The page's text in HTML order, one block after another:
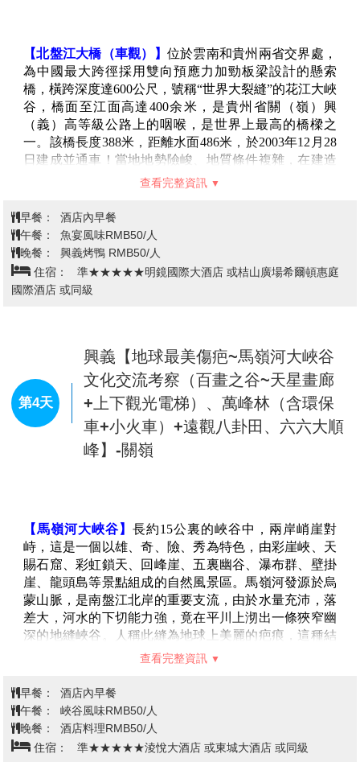
【黔靈山公園】位於貴州省貴陽市雲岩區棗山路187
號，建於1957年，公園南接棗山路，東近八鴿岩路，東
積426萬平方米。黔靈山公園是集自然風光、文物古
跡、民俗風情和娛樂休閒為一體的綜合性公園，因素
有"黔南第一山"之稱的黔靈山而得名。黔靈山由弘福
寺、黔靈湖、三嶺灣等六個大的流覽區構成，以山幽林
密、湖水清澈為特色，集山、林、泉、湖、洞、寺、動
物於一體，有“貴在城中，美在自然”之稱。黔靈山前有
麒麟洞、古佛洞、洗缽池等古跡，山上生長著1500餘種
集了餐飲、休閒娛樂、潮流文創等多元業態，一期開業
以來，深受市民與遊客喜愛，日均接待客流達3萬以
上，成為新的網紅打卡地。貴州省貴陽市是一個多民族
聚居的城市,有著豐富多彩的文化和美食,而貴陽的青雲
市集則是這座城市的一大亮點。
【甲秀樓】位於貴陽城南南明河中的一塊巨石之上(這塊
石頭酷似傳說中的巨鼇)，有浮玉橋銜接兩岸，集山光水
華燈初上，到此一遊又是一番別有情趣的魅力。
查看完整資訊
酒店內早餐
迎賓風味 RMB50/人
第3天
貴陽-車觀北盤江大橋和俯瞰花江大峽
谷-興義【萬峰湖（含遊船）、船觀吉
隆堡】
【北盤江大橋（車觀）】位於雲南和貴州兩省交界處，
橋，橫跨深度達600公尺，號稱“世界大裂縫”的花江大峽
谷，橋面至江面高達400余米，是貴州省關（嶺）興
（義）高等級公路上的咽喉，是世界上最高的橋樑之
一。該橋長度388米，距離水面486米，於2003年12月28